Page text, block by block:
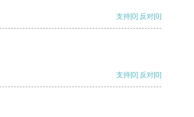
支持[0] 反对[0]
支持[0] 反对[0]